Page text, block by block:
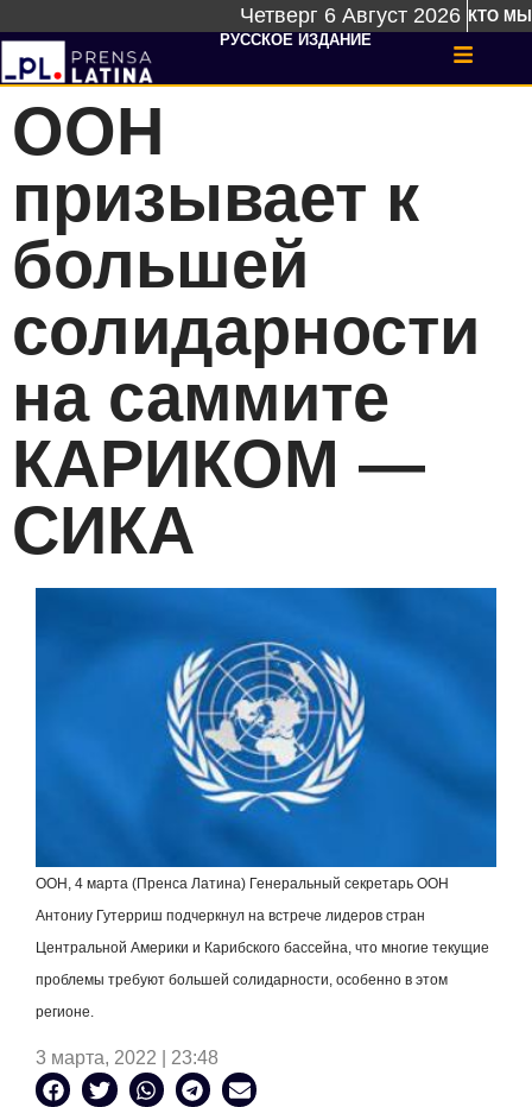
Четверг 6 Август 2026 КТО МЫ
РУССКОЕ ИЗДАНИЕ
ООН
призывает к
большей
солидарности
на саммите
КАРИКОМ —
СИКА
ООН, 4 марта (Пренса Латина) Генеральный секретарь ООН
Антониу Гутерриш подчеркнул на встрече лидеров стран
Центральной Америки и Карибского бассейна, что многие текущие
проблемы требуют большей солидарности, особенно в этом
регионе.
3 марта, 2022 | 23:48